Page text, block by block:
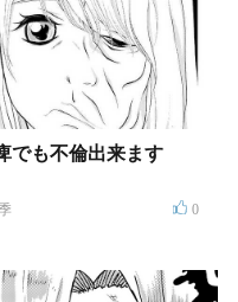
でも不倫出来ます
0